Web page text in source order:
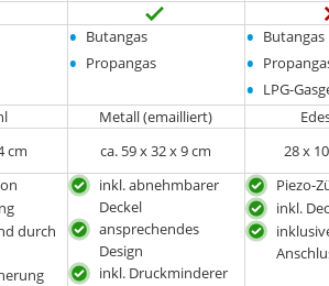
• Butangas
• Propangas
• Butangas
•
• LPG-
Metall (emailliert)
cm ca. 59 x 32 x 9 cm ‎28 x
durch
inkl. abnehmbarer
Deckel
ansprechendes
Design
inkl. Druckminderer
Piezo-
inkl.